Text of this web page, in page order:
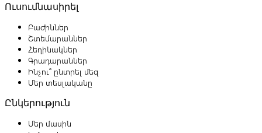
Ուսումնասիրել
Բաժիններ
Շտեմարաններ
Հեղինակներ
Գրադարաններ
Ինչու՞ ընտրել մեզ
Մեր տեսլականը
Ընկերություն
Մեր մասին